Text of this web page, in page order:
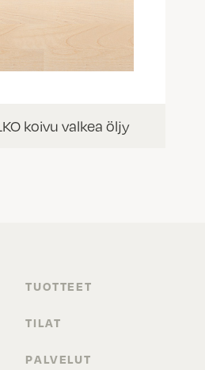
koivu valkea öljy
TUOTTEET
TILAT
PALVELUT